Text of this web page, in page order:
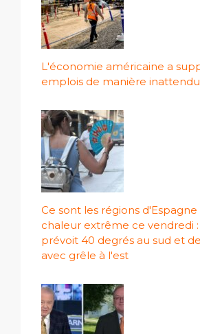
L'économie américaine a
emplois de manière
Ce sont les régions
chaleur extrême ce vendredi :
prévoit 40 degrés au sud et
avec grêle à l'est